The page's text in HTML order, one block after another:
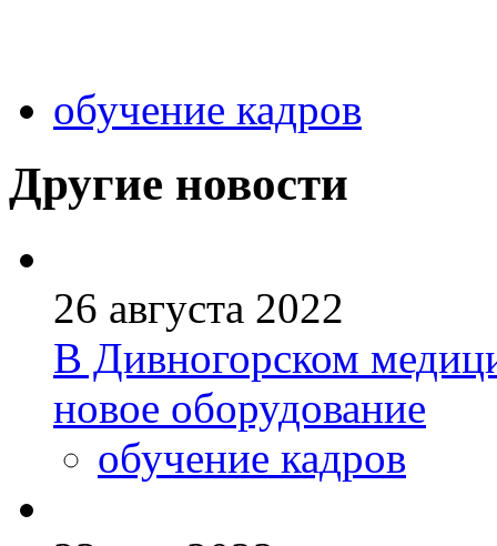
обучение кадров
Другие новости
26 августа 2022
В Дивногорском
новое оборудование
обучение кадров